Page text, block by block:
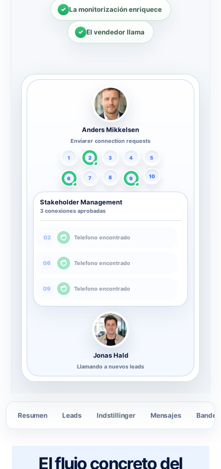
La monitorización enriquece
El vendedor llama
Anders Mikkelsen
Enviarer connection requests
1
2
3 4 5
6 7 8 9 10
Stakeholder Management
3 conexiones aprobadas
02 Telefono encontrado
06 Telefono encontrado
09 Telefono encontrado
Jonas Hald
Llamando a nuevos leads
Resumen Leads Indstillinger Mensajes
El flujo concreto del